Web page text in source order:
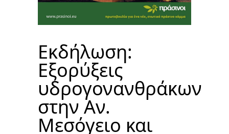
Εκδήλωση:
Εξορύξεις
υδρογονανθράκων
στην Αν.
Μεσόγειο και